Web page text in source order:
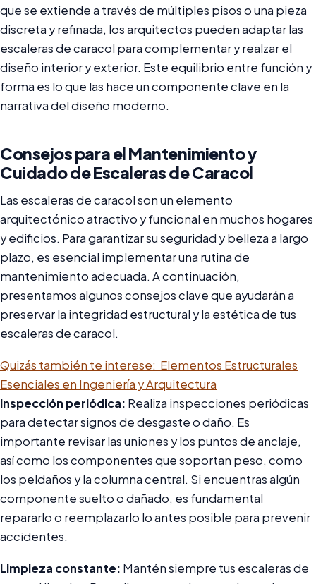
que se extiende a través de múltiples pisos o una pieza
discreta y refinada, los arquitectos pueden adaptar las
escaleras de caracol para complementar y realzar el
diseño interior y exterior. Este equilibrio entre función y
forma es lo que las hace un componente clave en la
narrativa del diseño moderno.
Consejos para el Mantenimiento y
Cuidado de Escaleras de Caracol
Las escaleras de caracol son un elemento
arquitectónico atractivo y funcional en muchos hogares
y edificios. Para garantizar su seguridad y belleza a largo
plazo, es esencial implementar una rutina de
mantenimiento adecuada. A continuación,
presentamos algunos consejos clave que ayudarán a
preservar la integridad estructural y la estética de tus
escaleras de caracol.
Quizás también te interese: Elementos Estructurales
Esenciales en Ingeniería y Arquitectura
Inspección periódica: Realiza inspecciones periódicas
para detectar signos de desgaste o daño. Es
importante revisar las uniones y los puntos de anclaje,
así como los componentes que soportan peso, como
los peldaños y la columna central. Si encuentras algún
componente suelto o dañado, es fundamental
repararlo o reemplazarlo lo antes posible para prevenir
accidentes.
Limpieza constante: Mantén siempre tus escaleras de